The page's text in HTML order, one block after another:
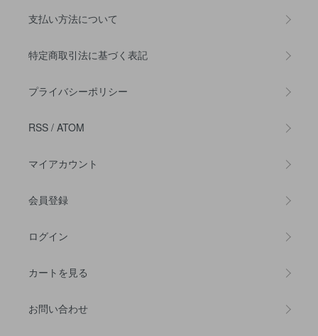
支払い方法について
特定商取引法に基づく表記
プライバシーポリシー
RSS / ATOM
マイアカウント
会員登録
ログイン
カートを見る
お問い合わせ